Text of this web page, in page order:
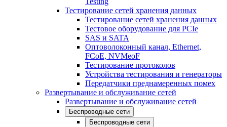
Тестирование сетей хранения данных
Тестирование сетей хранения данных
Тестовое оборудование для PCIe
SAS и SATA
Оптоволоконный канал, Ethernet,
FCoE, NVMeoF
Тестирование протоколов
Устройства тестирования и генераторы
Передатчики преднамеренных помех
Развертывание и обслуживание сетей
Развертывание и обслуживание сетей
Беспроводные сети
Беспроводные сети